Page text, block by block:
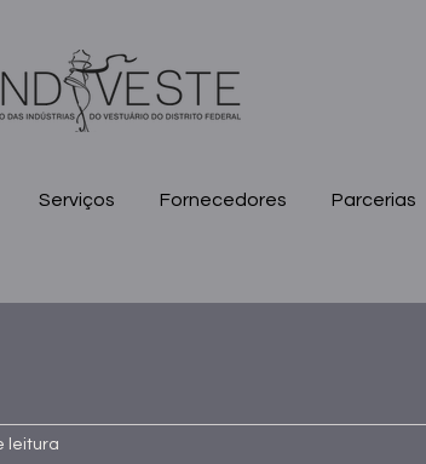
Serviços Fornecedores Parcerias
leitura